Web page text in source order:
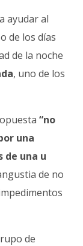
ayudar al
de los días
de la noche
, uno de los
“no
una
de una u
de no
de